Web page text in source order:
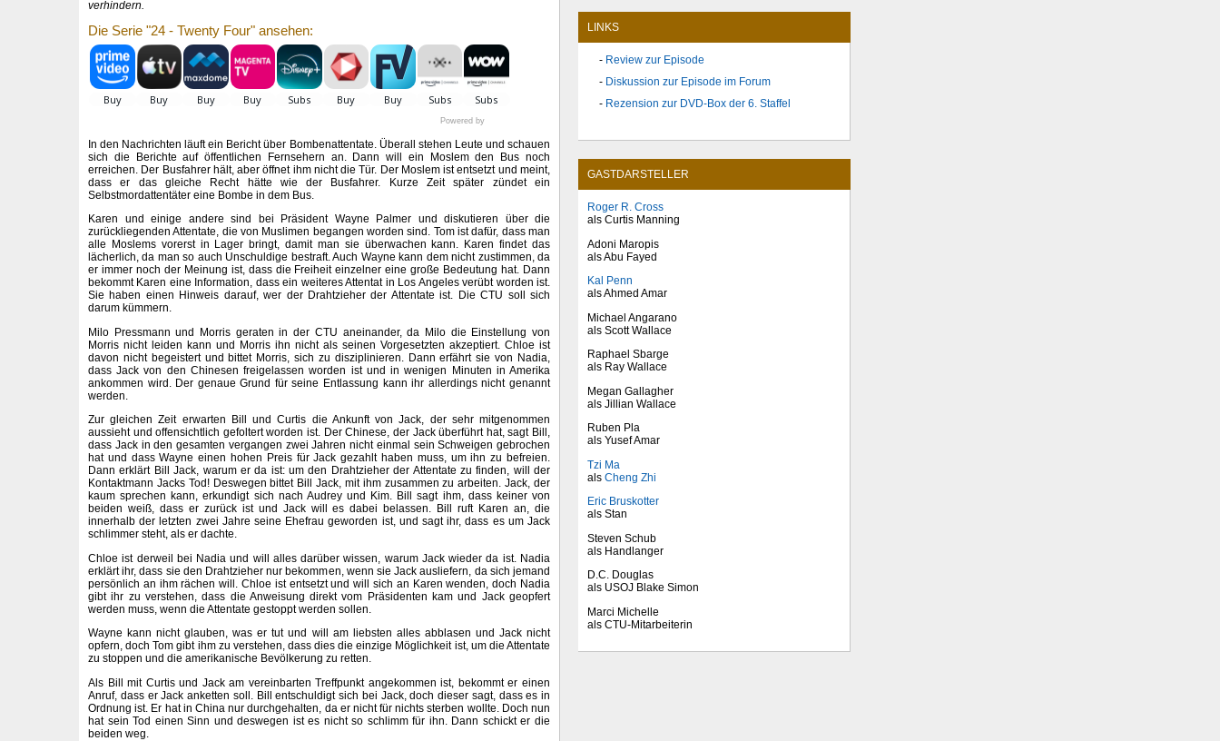
verhindern.
Die Serie "24 - Twenty Four" ansehen:
Powered by
In den Nachrichten läuft ein Bericht über Bombenattentate. Überall stehen Leute und schauen
sich die Berichte auf öffentlichen Fernsehern an. Dann will ein Moslem den Bus noch
erreichen. Der Busfahrer hält, aber öffnet ihm nicht die Tür. Der Moslem ist entsetzt und meint,
dass er das gleiche Recht hätte wie der Busfahrer. Kurze Zeit später zündet ein
Selbstmordattentäter eine Bombe in dem Bus.
Karen und einige andere sind bei Präsident Wayne Palmer und diskutieren über die
zurückliegenden Attentate, die von Muslimen begangen worden sind. Tom ist dafür, dass man
alle Moslems vorerst in Lager bringt, damit man sie überwachen kann. Karen findet das
lächerlich, da man so auch Unschuldige bestraft. Auch Wayne kann dem nicht zustimmen, da
er immer noch der Meinung ist, dass die Freiheit einzelner eine große Bedeutung hat. Dann
bekommt Karen eine Information, dass ein weiteres Attentat in Los Angeles verübt worden ist.
Sie haben einen Hinweis darauf, wer der Drahtzieher der Attentate ist. Die CTU soll sich
darum kümmern.
Milo Pressmann und Morris geraten in der CTU aneinander, da Milo die Einstellung von
Morris nicht leiden kann und Morris ihn nicht als seinen Vorgesetzten akzeptiert. Chloe ist
davon nicht begeistert und bittet Morris, sich zu disziplinieren. Dann erfährt sie von Nadia,
dass Jack von den Chinesen freigelassen worden ist und in wenigen Minuten in Amerika
ankommen wird. Der genaue Grund für seine Entlassung kann ihr allerdings nicht genannt
werden.
Zur gleichen Zeit erwarten Bill und Curtis die Ankunft von Jack, der sehr mitgenommen
aussieht und offensichtlich gefoltert worden ist. Der Chinese, der Jack überführt hat, sagt Bill,
dass Jack in den gesamten vergangen zwei Jahren nicht einmal sein Schweigen gebrochen
hat und dass Wayne einen hohen Preis für Jack gezahlt haben muss, um ihn zu befreien.
Dann erklärt Bill Jack, warum er da ist: um den Drahtzieher der Attentate zu finden, will der
Kontaktmann Jacks Tod! Deswegen bittet Bill Jack, mit ihm zusammen zu arbeiten. Jack, der
kaum sprechen kann, erkundigt sich nach Audrey und Kim. Bill sagt ihm, dass keiner von
beiden weiß, dass er zurück ist und Jack will es dabei belassen. Bill ruft Karen an, die
innerhalb der letzten zwei Jahre seine Ehefrau geworden ist, und sagt ihr, dass es um Jack
schlimmer steht, als er dachte.
Chloe ist derweil bei Nadia und will alles darüber wissen, warum Jack wieder da ist. Nadia
erklärt ihr, dass sie den Drahtzieher nur bekommen, wenn sie Jack ausliefern, da sich jemand
persönlich an ihm rächen will. Chloe ist entsetzt und will sich an Karen wenden, doch Nadia
gibt ihr zu verstehen, dass die Anweisung direkt vom Präsidenten kam und Jack geopfert
werden muss, wenn die Attentate gestoppt werden sollen.
Wayne kann nicht glauben, was er tut und will am liebsten alles abblasen und Jack nicht
opfern, doch Tom gibt ihm zu verstehen, dass dies die einzige Möglichkeit ist, um die Attentate
zu stoppen und die amerikanische Bevölkerung zu retten.
Als Bill mit Curtis und Jack am vereinbarten Treffpunkt angekommen ist, bekommt er einen
Anruf, dass er Jack anketten soll. Bill entschuldigt sich bei Jack, doch dieser sagt, dass es in
Ordnung ist. Er hat in China nur durchgehalten, da er nicht für nichts sterben wollte. Doch nun
hat sein Tod einen Sinn und deswegen ist es nicht so schlimm für ihn. Dann schickt er die
beiden weg.
LINKS
Review zur Episode
Diskussion zur Episode im Forum
Rezension zur DVD-Box der 6. Staffel
GASTDARSTELLER
Roger R. Cross
als Curtis Manning
Adoni Maropis
als Abu Fayed
Kal Penn
als Ahmed Amar
Michael Angarano
als Scott Wallace
Raphael Sbarge
als Ray Wallace
Megan Gallagher
als Jillian Wallace
Ruben Pla
als Yusef Amar
Tzi Ma
als Cheng Zhi
Eric Bruskotter
als Stan
Steven Schub
als Handlanger
D.C. Douglas
als USOJ Blake Simon
Marci Michelle
als CTU-Mitarbeiterin